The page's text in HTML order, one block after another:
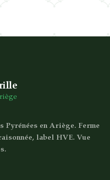
en Ariège. Ferme
label HVE. Vue